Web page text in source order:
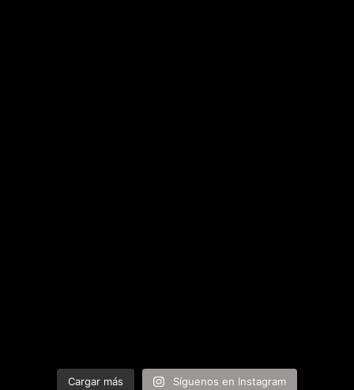
Cargar más Síguenos en Instagram